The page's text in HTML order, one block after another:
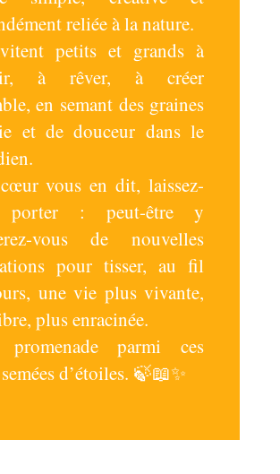
reliée à la nature.
petits et grands à
à rêver, à créer
en semant des graines
et de douceur dans le
vous en dit, laissez-
porter : peut-être y
vous de nouvelles
pour tisser, au fil
une vie plus vivante,
plus enracinée.
promenade parmi ces
d’étoiles. 🍃📖✨